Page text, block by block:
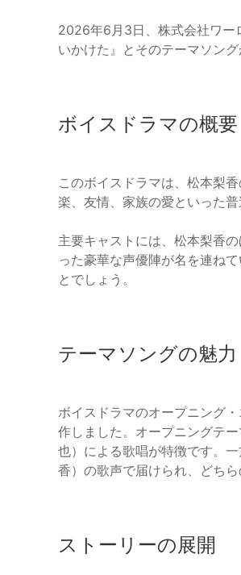
2026年6月3日、株式会社ワー
いかけた』とそのテーマソン
ボイスドラマの概要
このボイスドラマは、松本梨
楽、友情、家族の愛といった
主要キャストには、松本梨香
った豪華な声優陣が名を連ね
とでしょう。
テーマソングの魅力
ボイスドラマのオープニング
作しました。オープニングテ
也）による歌唱が特徴です。
香）の歌声で届けられ、どち
ストーリーの展開